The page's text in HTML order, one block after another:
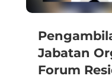
Jabatan
Forum